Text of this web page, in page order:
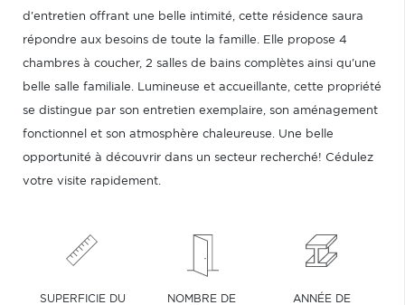
d'entretien offrant une belle intimité, cette résidence saura
répondre aux besoins de toute la famille. Elle propose 4
chambres à coucher, 2 salles de bains complètes ainsi qu'une
belle salle familiale. Lumineuse et accueillante, cette propriété
se distingue par son entretien exemplaire, son aménagement
fonctionnel et son atmosphère chaleureuse. Une belle
opportunité à découvrir dans un secteur recherché! Cédulez
votre visite rapidement.
SUPERFICIE DU
NOMBRE DE
ANNÉE DE